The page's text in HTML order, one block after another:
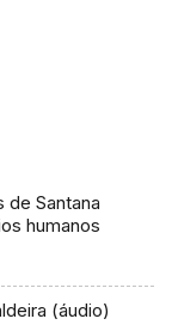
de Santana
humanos
(áudio)